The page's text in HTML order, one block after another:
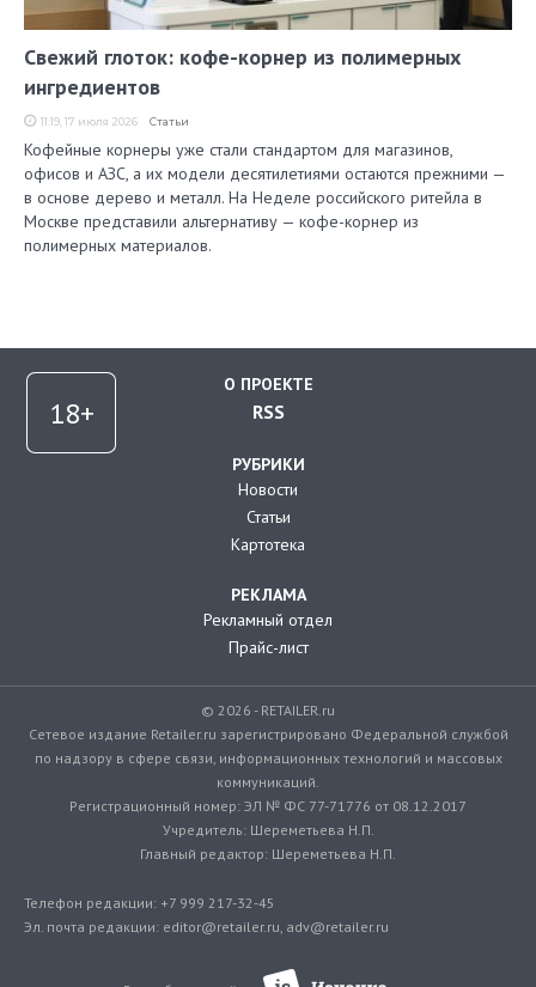
Свежий глоток: кофе-корнер из полимерных
ингредиентов
11:19, 17 июля 2026 Статьи
Кофейные корнеры уже стали стандартом для магазинов,
офисов и АЗС, а их модели десятилетиями остаются прежними —
в основе дерево и металл. На Неделе российского ритейла в
Москве представили альтернативу — кофе-корнер из
полимерных материалов.
О ПРОЕКТЕ
RSS
РУБРИКИ
Новости
Статьи
Картотека
РЕКЛАМА
Рекламный отдел
Прайс-лист
© 2026 - RETAILER.ru
Сетевое издание Retailer.ru зарегистрировано Федеральной службой
по надзору в сфере связи, информационных технологий и массовых
коммуникаций.
Регистрационный номер: ЭЛ № ФС 77-71776 от 08.12.2017
Учредитель: Шереметьева Н.П.
Главный редактор: Шереметьева Н.П.
Телефон редакции: +7 999 217-32-45
Эл. почта редакции: editor@retailer.ru, adv@retailer.ru